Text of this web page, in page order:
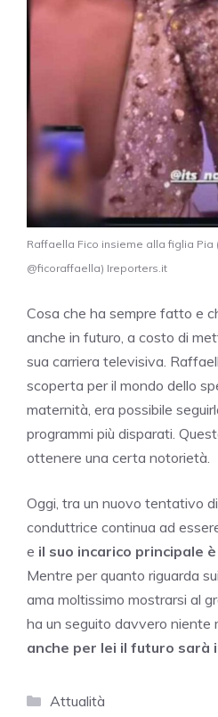
Raffaella Fico insieme alla figlia Pia
@ficoraffaella) Ireporters.it
Cosa che ha sempre fatto e
anche in futuro, a costo di
sua carriera televisiva.
scoperta per il mondo dello
maternità, era possibile
programmi più disparati.
ottenere una certa notorietà.
Oggi, tra un nuovo tentativo di
conduttrice continua ad
e il suo incarico principale
Mentre per quanto riguarda
ama moltissimo mostrarsi al
ha un seguito davvero niente
anche per lei il futuro sarà
Categorie
Attualità